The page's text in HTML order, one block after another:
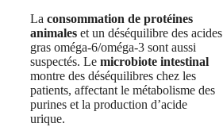
La consommation de protéines
animales et un déséquilibre des acides
gras oméga-6/oméga-3 sont aussi
suspectés. Le microbiote intestinal
montre des déséquilibres chez les
patients, affectant le métabolisme des
purines et la production d’acide
urique.